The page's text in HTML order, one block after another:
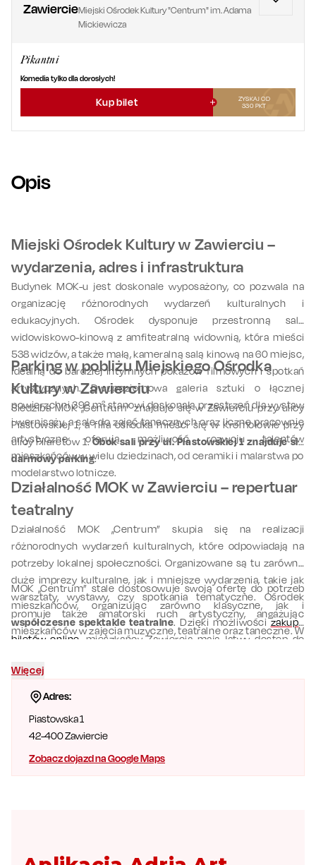
ZawiercieMiejski Ośrodek Kultury "Centrum" im. Adama
Mickiewicza
Pikantni
Komedia tylko dla dorosłych!
Kup bilet
ZYSKAJ OD
330 PKT
Opis
Adres:
Piastowska 1
42-400Zawiercie
Zobacz dojazd na Google Maps
Miejski Ośrodek Kultury w Zawierciu –
wydarzenia, adres i infrastruktura
Budynek MOK-u jest doskonale wyposażony, co pozwala na
organizację różnorodnych wydarzeń kulturalnych i
edukacyjnych. Ośrodek dysponuje przestronną salą
widowiskowo-kinową z amfiteatralną widownią, która mieści
538 widzów, a także małą, kameralną salą kinową na 60 miejsc,
idealną do bardziej intymnych pokazów filmowych i spotkań
artystycznych. Dwupoziomowa galeria sztuki o łącznej
powierzchni 392 m² stanowi doskonałą przestrzeń dla wystaw
i wernisaży, a sale do zajęć tanecznych oraz liczne pracownie
artystyczne oferują możliwość rozwoju talentów
mieszkańców w wielu dziedzinach, od ceramiki i malarstwa po
modelarstwo lotnicze.
Parking w pobliżu Miejskiego Ośrodka
Kultury w Zawierciu
Siedziba MOK „Centrum” znajduje się w Zawierciu przy ulicy
Piastowskiej 1, a filia ośrodka mieści się w Kromołowie przy
ulicy Filaretów 1.Obok sali przy ul. Piastowskiej 1 znajduje się
darmowy parking.
Działalność MOK w Zawierciu – repertuar
teatralny
Działalność MOK „Centrum” skupia się na realizacji
różnorodnych wydarzeń kulturalnych, które odpowiadają na
potrzeby lokalnej społeczności. Organizowane są tu zarówno
duże imprezy kulturalne, jak i mniejsze wydarzenia, takie jak
warsztaty, wystawy, czy spotkania tematyczne. Ośrodek
promuje także amatorski ruch artystyczny, angażując
mieszkańców w zajęcia muzyczne, teatralne oraz taneczne. W
Reprezentacyjny Zespół Pieśni i Tańca „Zawiercie” oraz Zespół
Folklorystyczny „Małe Zawiercie”, które pielęgnują lokalną
tradycję i kulturę ludową. Chór Capella Vartiensis oraz liczne
pracownie artystyczne, takie jak szkła, ceramiki czy rysunku,
tworzą wyjątkowe warunki do rozwijania artystycznych pasji.
MOK „Centrum” stale dostosowuje swoją ofertę do potrzeb
mieszkańców, organizując zarówno klasyczne, jak i
współczesne spektakle teatralne. Dzięki możliwościzakupu
biletów online , mieszkańcy Zawiercia mają łatwy dostęp do
magii teatru. Bilety na wydarzenia znajdują się na stronie adria-
art.pl
Więcej